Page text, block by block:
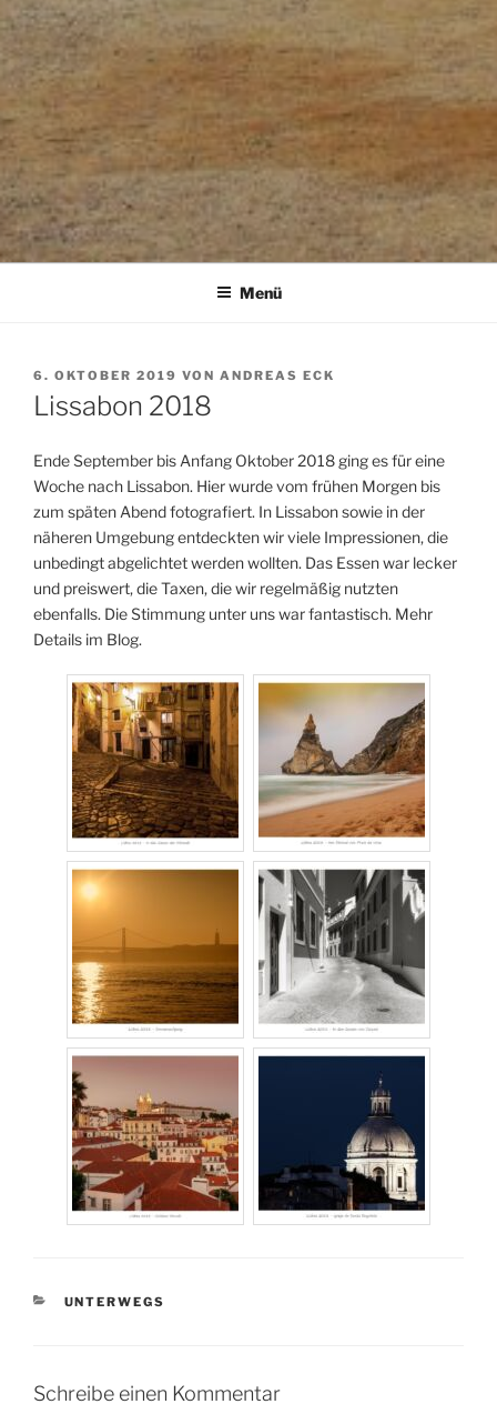
Menü
VERÖFFENTLICHT
AM
6. OKTOBER 2019 VON ANDREAS ECK
Lissabon 2018
Ende September bis Anfang Oktober 2018 ging es für eine
Woche nach Lissabon. Hier wurde vom frühen Morgen bis
zum späten Abend fotografiert. In Lissabon sowie in der
näheren Umgebung entdeckten wir viele Impressionen, die
unbedingt abgelichtet werden wollten. Das Essen war lecker
und preiswert, die Taxen, die wir regelmäßig nutzten
ebenfalls. Die Stimmung unter uns war fantastisch. Mehr
Details im Blog.
KATEGORIEN
UNTERWEGS
Schreibe einen Kommentar